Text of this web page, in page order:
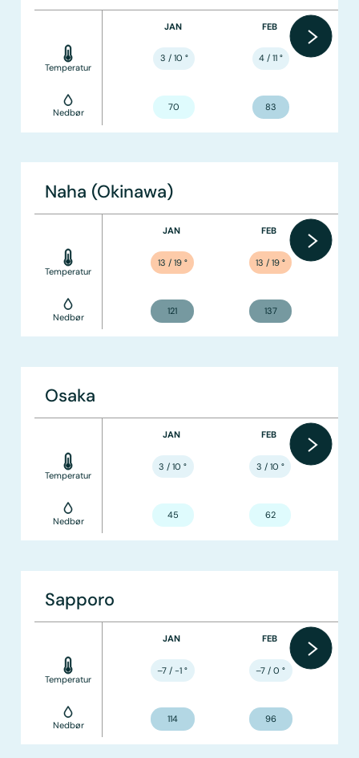
Temperatur
Nedbør
JAN
3 / 10 °
70
FEB
4 / 11 °
83
Naha (Okinawa)
Temperatur
Nedbør
JAN
13 / 19°
121
FEB
13 / 19 °
137
Osaka
Temperatur
Nedbør
JAN
3 / 10 °
45
FEB
3 / 10 °
62
Sapporo
Temperatur
Nedbør
JAN
–7 / -1 °
114
FEB
–7 / 0 °
96